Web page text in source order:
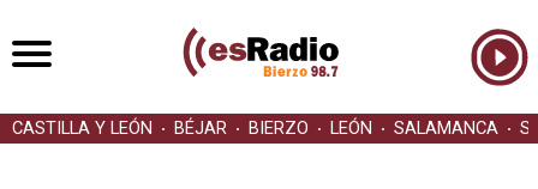
CASTILLA Y LEÓN BÉJAR BIERZO LEÓN SALAMANCA